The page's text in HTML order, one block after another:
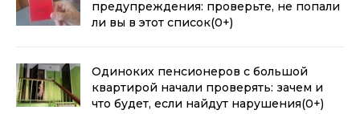
предупреждения: проверьте, не попали
ли вы в этот список(0+)
Одиноких пенсионеров с большой
квартирой начали проверять: зачем и
что будет, если найдут нарушения(0+)